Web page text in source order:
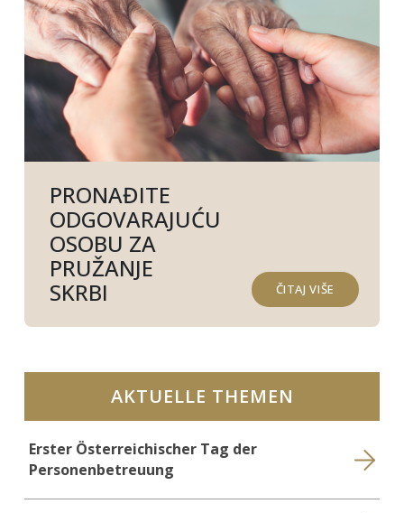
PRONAĐITE
ODGOVARAJUĆU
OSOBU ZA
PRUŽANJE
SKRBI
ČITAJ VIŠE
AKTUELLE THEMEN
Erster Österreichischer Tag der
Personenbetreuung